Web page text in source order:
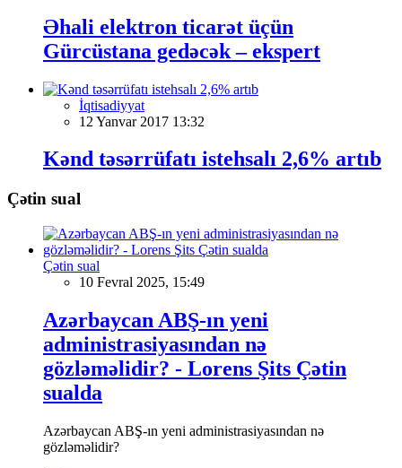
Əhali elektron ticarət üçün
Gürcüstana gedəcək – ekspert
İqtisadiyyat
12 Yanvar 2017 13:32
Kənd təsərrüfatı istehsalı 2,6% artıb
Çətin sual
Çətin sual
10 Fevral 2025, 15:49
Azərbaycan ABŞ-ın yeni
administrasiyasından nə
gözləməlidir? - Lorens Şits Çətin
sualda
Azərbaycan ABŞ-ın yeni administrasiyasından nə
gözləməlidir?